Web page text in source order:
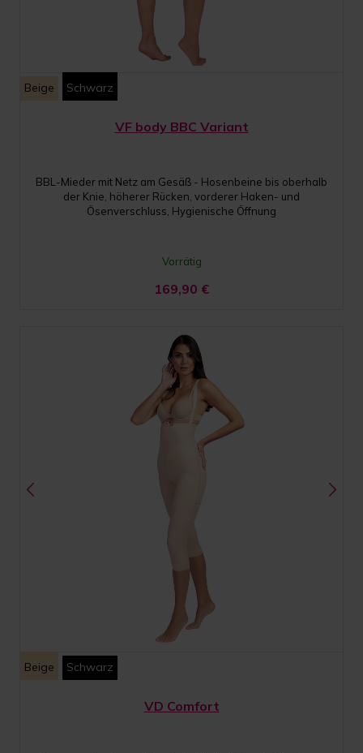
Beige Schwarz
VF body BBC Variant
BBL-Mieder mit Netz am Gesäß - Hosenbeine bis oberhalb
der Knie, höherer Rücken, vorderer Haken- und
Ösenverschluss, Hygienische Öffnung
Vorrätig
169,90 €
Beige Schwarz
VD Comfort